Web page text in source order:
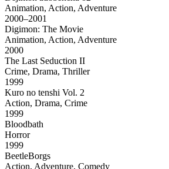
Animation, Action, Adventure
2000–2001
Digimon: The Movie
Animation, Action, Adventure
2000
The Last Seduction II
Crime, Drama, Thriller
1999
Kuro no tenshi Vol. 2
Action, Drama, Crime
1999
Bloodbath
Horror
1999
BeetleBorgs
Action, Adventure, Comedy